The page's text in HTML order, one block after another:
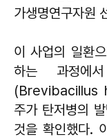
가생명연구자원
이 사업의 일환
하는 과정에
(Brevibacillus
주가 탄저병의
것을 확인했다.